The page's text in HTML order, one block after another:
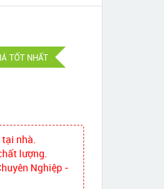
TỐT NHẤT
tại nhà.
lượng.
Nghiệp -